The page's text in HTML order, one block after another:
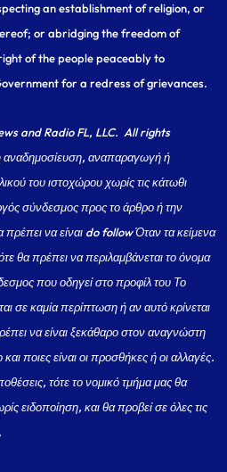
an establishment of religion, or
or abridging the freedom of
of the people peaceably to
for a redress of grievances.
and Radio FL, LLC. All rights
αναπαραγωγή ή
του ιστοχώρου χωρίς τις κάτωθι
σύνδεσμος προς το άρθρο ή την
να είναι do follow Όταν τα κείμενα
θα πρέπει να περιλαμβάνεται το όνομα
που οδηγεί στο προφίλ του Το
σε καμία περίπτωση ή αν αυτό κρίνεται
να είναι ξεκάθαρο στον αναγνώστη
ποιες είναι οι προσθήκες ή οι αλλαγές.
τότε το νομικό τμήμα μας θα
ειδοποίηση, και θα προβεί σε όλες τις